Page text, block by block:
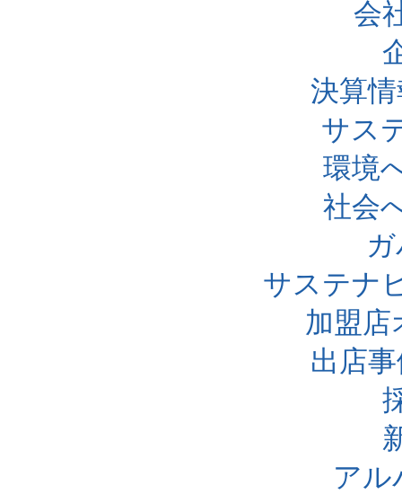
会
決算
サス
環境
社会
サステナ
加盟店
出店
アル